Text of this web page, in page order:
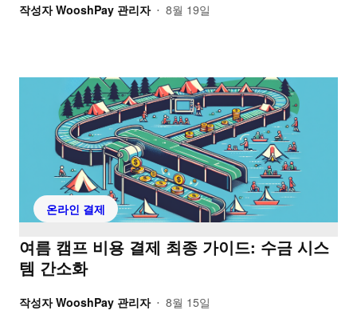
작성자 WooshPay 관리자 • 8월 19일
온라인 결제
여름 캠프 비용 결제 최종 가이드: 수금 시스
템 간소화
작성자 WooshPay 관리자 • 8월 15일